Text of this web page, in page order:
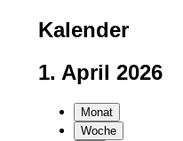
Kalender
1. April 2026
Monat
Woche